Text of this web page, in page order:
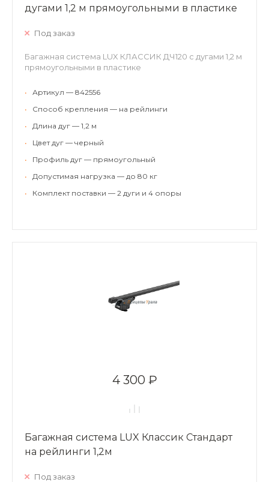
дугами 1,2 м прямоугольными в пластике
Под заказ
Багажная система LUX КЛАССИК ДЧ120 с дугами 1,2 м
прямоугольными в пластике
•
Артикул — 842556
•
Способ крепления — на рейлинги
•
Длина дуг — 1,2 м
•
Цвет дуг — черный
•
Профиль дуг — прямоугольный
•
Допустимая нагрузка — до 80 кг
•
Комплект поставки — 2 дуги и 4 опоры
4 300 ₽
Багажная система LUX Классик Стандарт
на рейлинги 1,2м
Под заказ